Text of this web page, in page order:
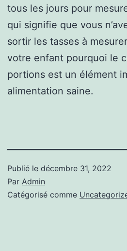
tous les jours pour
qui signifie que vous
sortir les tasses à
votre enfant pourquoi le
portions est un élément
alimentation saine.
Publié le décembre 31, 2022
Par Admin
Catégorisé comme